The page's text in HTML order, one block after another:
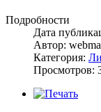
Подробности
Дата
Автор:
Категория:
Просмотров: